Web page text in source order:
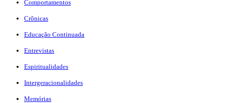
Comportamentos
Crônicas
Educação Continuada
Entrevistas
Espiritualidades
Intergeracionalidades
Memórias